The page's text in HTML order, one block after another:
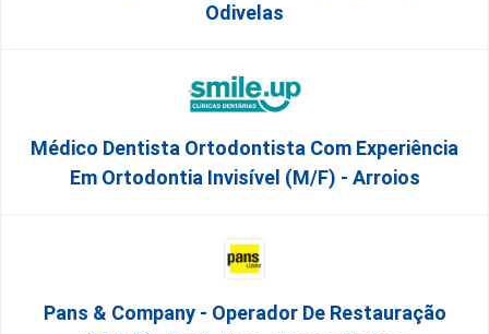
Odivelas
Médico Dentista Ortodontista Com Experiência
Em Ortodontia Invisível (M/F) - Arroios
Pans & Company - Operador De Restauração